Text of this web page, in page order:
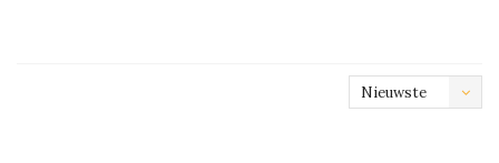
Nieuwste